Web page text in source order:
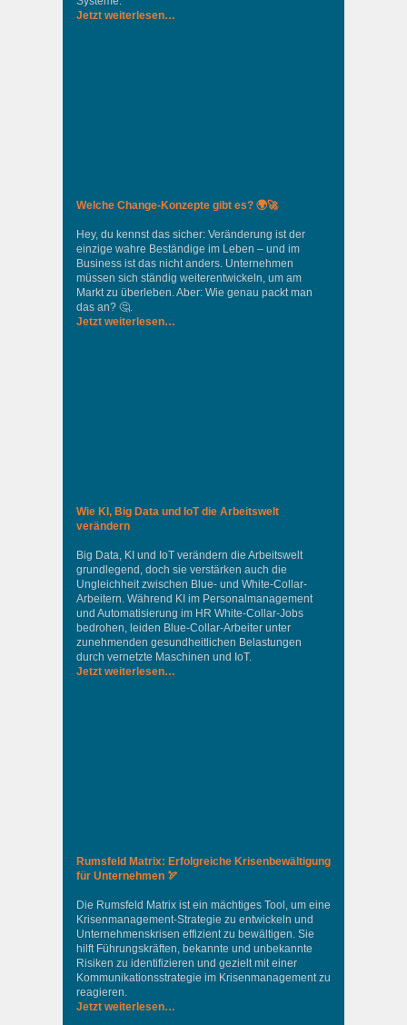
Jetzt weiterlesen…
Welche Change-Konzepte gibt es? 🌍🚀
Hey, du kennst das sicher: Veränderung ist der
einzige wahre Beständige im Leben – und im
Business ist das nicht anders. Unternehmen
müssen sich ständig weiterentwickeln, um am
Markt zu überleben. Aber: Wie genau packt man
das an? 🤔.
Jetzt weiterlesen…
Wie KI, Big Data und IoT die Arbeitswelt
verändern
Big Data, KI und IoT verändern die Arbeitswelt
grundlegend, doch sie verstärken auch die
Ungleichheit zwischen Blue- und White-Collar-
Arbeitern. Während KI im Personalmanagement
und Automatisierung im HR White-Collar-Jobs
bedrohen, leiden Blue-Collar-Arbeiter unter
zunehmenden gesundheitlichen Belastungen
durch vernetzte Maschinen und IoT.
Jetzt weiterlesen…
Rumsfeld Matrix: Erfolgreiche Krisenbewältigung
für Unternehmen 🏹
Die Rumsfeld Matrix ist ein mächtiges Tool, um eine
Krisenmanagement-Strategie zu entwickeln und
Unternehmenskrisen effizient zu bewältigen. Sie
hilft Führungskräften, bekannte und unbekannte
Risiken zu identifizieren und gezielt mit einer
Kommunikationsstrategie im Krisenmanagement zu
reagieren.
Jetzt weiterlesen…